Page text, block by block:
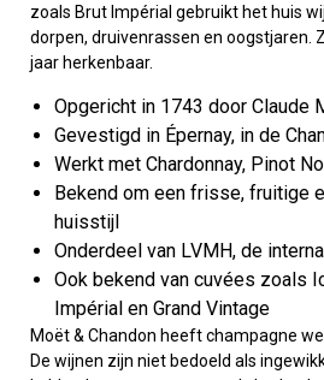
zoals Brut Impérial gebruikt het huis
dorpen, druivenrassen en oogstjaren.
jaar herkenbaar.
Opgericht in 1743 door Claude
Gevestigd in Épernay, in de
Werkt met Chardonnay, Pinot
Bekend om een frisse, fruitige
huisstijl
Onderdeel van LVMH, de
Ook bekend van cuvées zoals
Impérial en Grand Vintage
Moët & Chandon heeft champagne
De wijnen zijn niet bedoeld als